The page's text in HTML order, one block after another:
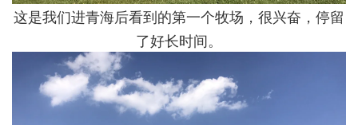
这是我们进青海后看到的第一个牧场，很兴奋，停留
了好长时间。